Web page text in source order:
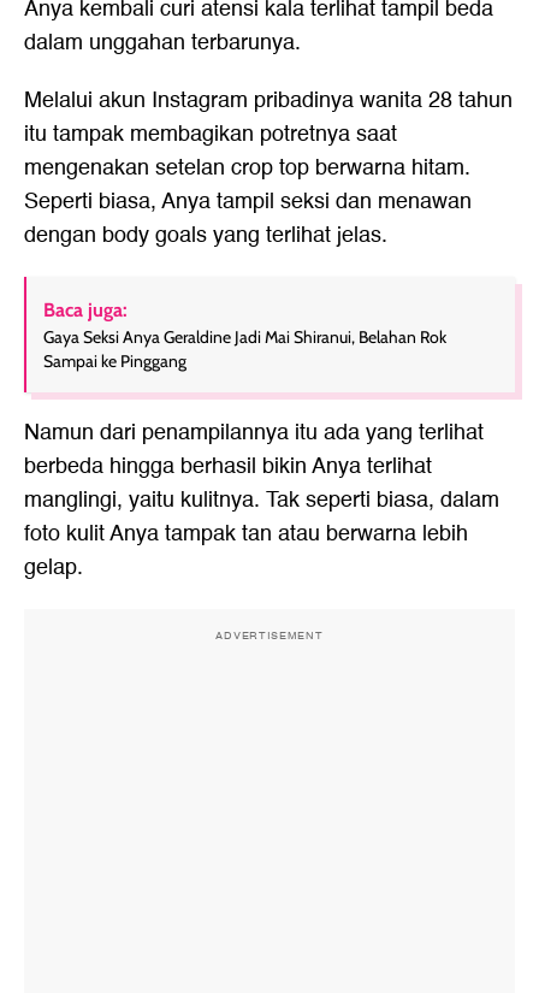
Anya kembali curi atensi kala terlihat tampil beda
dalam unggahan terbarunya.
Melalui akun Instagram pribadinya wanita 28 tahun
itu tampak membagikan potretnya saat
mengenakan setelan crop top berwarna hitam.
Seperti biasa, Anya tampil seksi dan menawan
dengan body goals yang terlihat jelas.
Baca juga:
Gaya Seksi Anya Geraldine Jadi Mai Shiranui, Belahan Rok
Sampai ke Pinggang
Namun dari penampilannya itu ada yang terlihat
berbeda hingga berhasil bikin Anya terlihat
manglingi, yaitu kulitnya. Tak seperti biasa, dalam
foto kulit Anya tampak tan atau berwarna lebih
gelap.
ADVERTISEMENT